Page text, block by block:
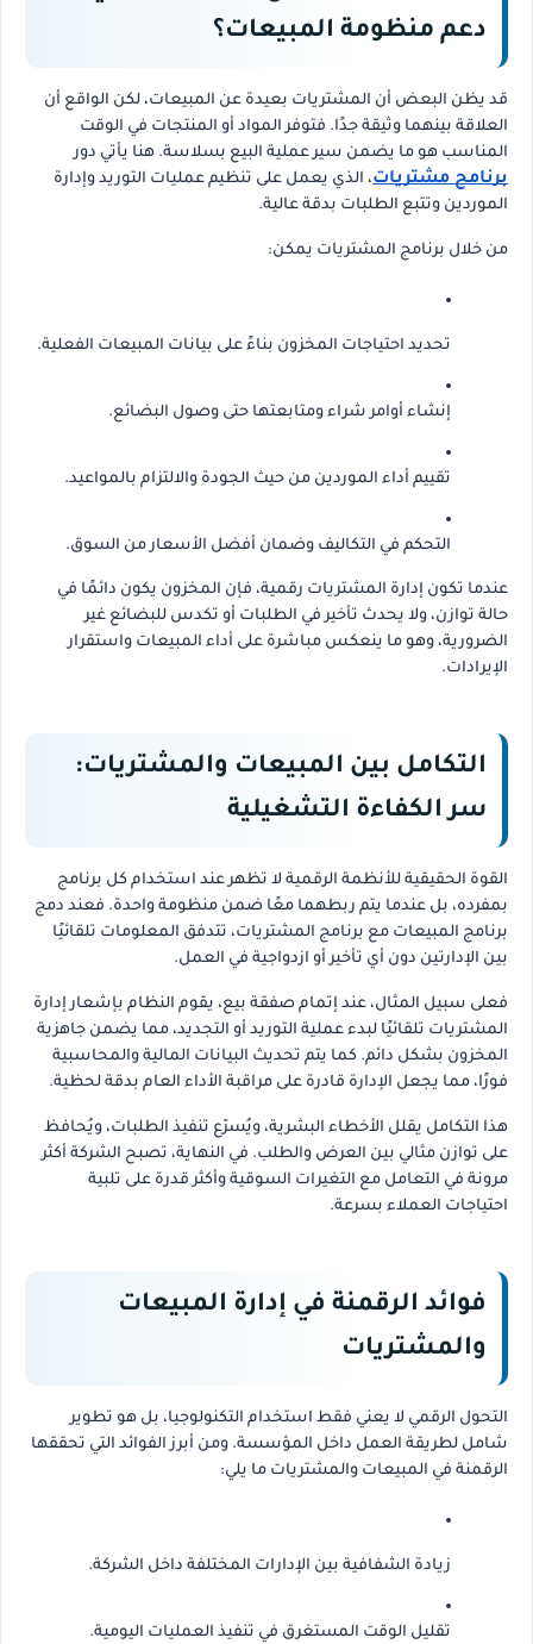
دعم منظومة المبيعات؟
قد يظن البعض أن المشتريات بعيدة عن المبيعات، لكن الواقع أن
العلاقة بينهما وثيقة جدًا. فتوفر المواد أو المنتجات في الوقت
المناسب هو ما يضمن سير عملية البيع بسلاسة. هنا يأتي دور
برنامج مشتريات، الذي يعمل على تنظيم عمليات التوريد وإدارة
الموردين وتتبع الطلبات بدقة عالية.
من خلال برنامج المشتريات يمكن:
تحديد احتياجات المخزون بناءً على بيانات المبيعات الفعلية.
إنشاء أوامر شراء ومتابعتها حتى وصول البضائع.
تقييم أداء الموردين من حيث الجودة والالتزام بالمواعيد.
التحكم في التكاليف وضمان أفضل الأسعار من السوق.
عندما تكون إدارة المشتريات رقمية، فإن المخزون يكون دائمًا في
حالة توازن، ولا يحدث تأخير في الطلبات أو تكدس للبضائع غير
الضرورية، وهو ما ينعكس مباشرة على أداء المبيعات واستقرار
الإيرادات.
التكامل بين المبيعات والمشتريات:
سر الكفاءة التشغيلية
القوة الحقيقية للأنظمة الرقمية لا تظهر عند استخدام كل برنامج
بمفرده، بل عندما يتم ربطهما معًا ضمن منظومة واحدة. فعند دمج
برنامج المبيعات مع برنامج المشتريات، تتدفق المعلومات تلقائيًا
بين الإدارتين دون أي تأخير أو ازدواجية في العمل.
فعلى سبيل المثال، عند إتمام صفقة بيع، يقوم النظام بإشعار إدارة
المشتريات تلقائيًا لبدء عملية التوريد أو التجديد، مما يضمن جاهزية
المخزون بشكل دائم. كما يتم تحديث البيانات المالية والمحاسبية
فورًا، مما يجعل الإدارة قادرة على مراقبة الأداء العام بدقة لحظية.
هذا التكامل يقلل الأخطاء البشرية، ويُسرّع تنفيذ الطلبات، ويُحافظ
على توازن مثالي بين العرض والطلب. في النهاية، تصبح الشركة أكثر
مرونة في التعامل مع التغيرات السوقية وأكثر قدرة على تلبية
احتياجات العملاء بسرعة.
فوائد الرقمنة في إدارة المبيعات
والمشتريات
التحول الرقمي لا يعني فقط استخدام التكنولوجيا، بل هو تطوير
شامل لطريقة العمل داخل المؤسسة. ومن أبرز الفوائد التي تحققها
الرقمنة في المبيعات والمشتريات ما يلي:
زيادة الشفافية بين الإدارات المختلفة داخل الشركة.
تقليل الوقت المستغرق في تنفيذ العمليات اليومية.